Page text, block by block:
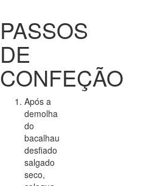
PASSOS
DE
CONFEÇÃO
Após a
demolha
do
bacalhau
desfiado
salgado
seco,